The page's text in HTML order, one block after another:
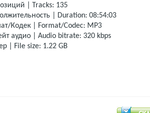
| Tracks: 135
| Duration: 08:54:03
Кодек | Format/Codec: MP3
аудио | Audio bitrate: 320 kbps
| File size: 1.22 GB